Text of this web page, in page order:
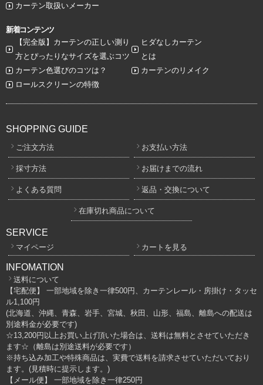
カーテン取扱いメーカー
新着コンテンツ
【完全版】カーテンの正しい測り
方とぴったりなサイズを選ぶコツ
ヒダなしカーテン
とは
カーテン色選びのコツは？
カーテンのリメイク
ロールスクリーンの特徴
SHOPPING GUIDE
ご注文方法 お支払い方法
採寸方法 お届けまでの流れ
よくある質問 返品・交換について
在庫切れ商品について
SERVICE
マイページ カートを見る
INFOMATION
送料について
【宅配便】 一部地域を除き一律500円、カーテンレール・房掛け・タッセ
ル1,100円
(北海道、沖縄、青森、岩手、宮城、秋田、山形、福島、離島への配送は
別途料金が必要です)
☆13,200円以上お買い上げ頂いた場合は、送料は無料とさせていただき
ます☆（離島は別途送料が必要です）
※持ち込み加工や特殊商品は、実費で送料を請求させていただいており
ます。(見積時に提示します。)
【メール便】 一部地域を除き一律250円